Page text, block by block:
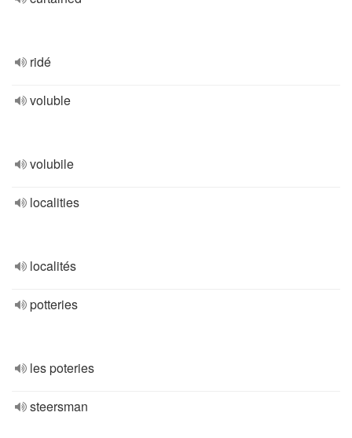
ridé
voluble
volubile
localities
localités
potteries
les poteries
steersman